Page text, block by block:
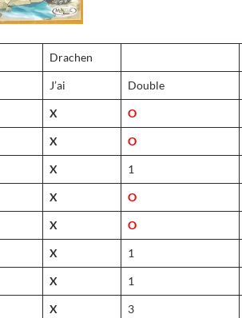
Drachen
J’ai Double
X O
X O
X 1
X O
X O
X 1
X 1
X 3